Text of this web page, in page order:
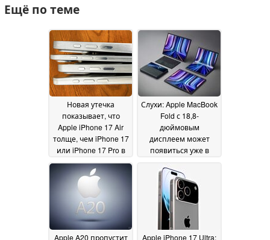
Ещё по теме
Новая утечка
показывает, что
Apple iPhone 17 Air
толще, чем iPhone 17
или iPhone 17 Pro в
ключевых областях
18 March 2025
Слухи: Apple MacBook
Fold с 18,8-
дюймовым
дисплеем может
появиться уже в
первый в истории
Mac с сенсорным
экраном18 March 2025
Apple A20 пропустит
Apple iPhone 17 Ultra: